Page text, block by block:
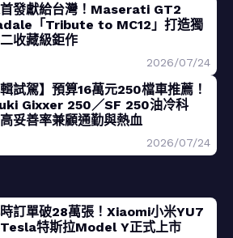
發獻給台灣！Maserati GT2
「Tribute to MC12」打造獨
收藏級鉅作
2026/07/24
輯試駕】預算16萬元250檔車推薦！
Gixxer 250／SF 250油冷科
妥善率兼顧通勤與熱血
2026/07/24
訂單破28萬張！Xiaomi小米YU7
特斯拉Model Y正式上市